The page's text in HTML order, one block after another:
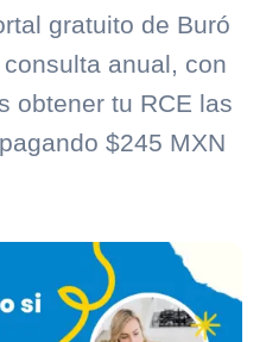
gratuito de Buró
anual, con
obtener tu RCE las
$245 MXN